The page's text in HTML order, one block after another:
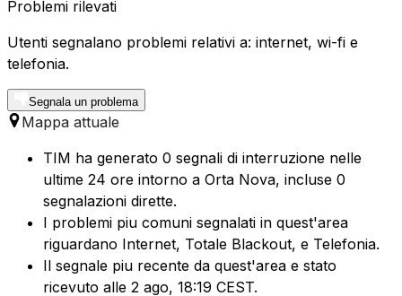
Problemi rilevati
Utenti segnalano problemi relativi a: internet, wi-fi e
telefonia.
Segnala un problema
Mappa attuale
TIM ha generato 0 segnali di interruzione nelle
ultime 24 ore intorno a Orta Nova, incluse 0
segnalazioni dirette.
I problemi piu comuni segnalati in quest'area
riguardano Internet, Totale Blackout, e Telefonia.
Il segnale piu recente da quest'area e stato
ricevuto alle 2 ago, 18:19 CEST.